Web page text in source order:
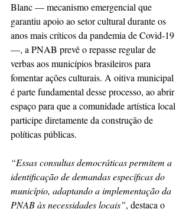
Blanc — mecanismo emergencial que
garantiu apoio ao setor cultural durante os
anos mais críticos da pandemia de Covid-19
—, a PNAB prevê o repasse regular de
verbas aos municípios brasileiros para
fomentar ações culturais. A oitiva municipal
é parte fundamental desse processo, ao abrir
espaço para que a comunidade artística local
participe diretamente da construção de
políticas públicas.
“Essas consultas democráticas permitem a
identificação de demandas específicas do
município, adaptando a implementação da
PNAB às necessidades locais”, destaca o